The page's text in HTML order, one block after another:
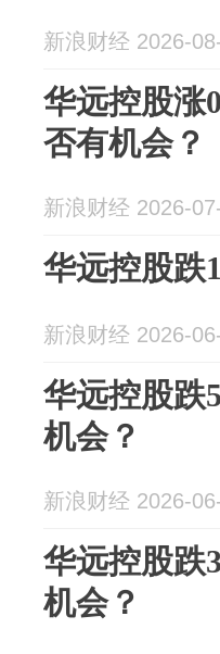
新浪财经 2026-
华远控股涨
否有机会？
新浪财经 2026-
华远控股跌
新浪财经 2026-
华远控股跌
机会？
新浪财经 2026-
华远控股跌
机会？